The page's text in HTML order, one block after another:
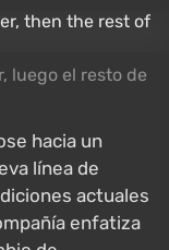
luego el resto de
hacia un
línea de
actuales
enfatiza